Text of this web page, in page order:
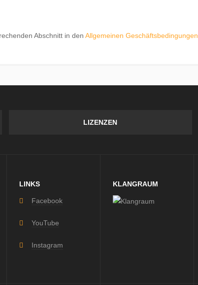
Abschnitt in den Allgemeinen Geschäftsbedingungen
LIZENZEN
LINKS
Facebook
YouTube
Instagram
KLANGRAUM